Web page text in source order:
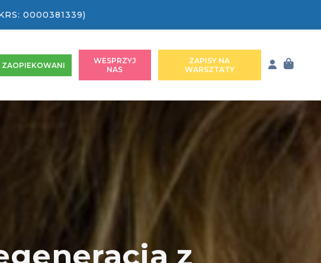
0000381339)
ZAOPIEKOWANI
WESPRZYJ
NAS
ZAPISY NA
WARSZTATY
z